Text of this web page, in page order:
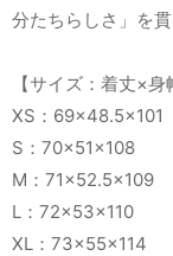
分たちらしさ」を
【サイズ：着丈×
XS：69×48.5×101
S：70×51×108
M：71×52.5×109
L：72×53×110
XL：73×55×114